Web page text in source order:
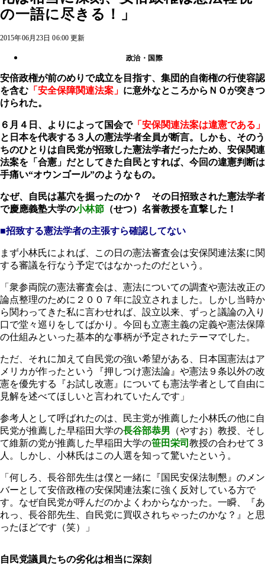
の一語に尽きる！」
2015年06月23日 06:00 更新
政治・国際
安倍政権が前のめりで成立を目指す、集団的自衛権の行使容認
を含む 「安全保障関連法案」 に意外なところからＮＯが突きつ
けられた。
６月４日、よりによって国会で「安保関連法案は違憲である」
と日本を代表する３人の憲法学者全員が断言。しかも、そのう
ちのひとりは自民党が招致した憲法学者だったため、安保関連
法案を「合憲」だとしてきた自民とすれば、今回の違憲判断は
手痛い“オウンゴール”のようなもの。
なぜ、自民は墓穴を掘ったのか？ その日招致された憲法学者
で慶應義塾大学の小林節 （せつ）名誉教授を直撃した！
■招致する憲法学者の主張すら確認してない
まず小林氏によれば、この日の憲法審査会は安保関連法案に関
する審議を行なう予定ではなかったのだという。
「衆参両院の憲法審査会は、憲法についての調査や憲法改正の
論点整理のために２００７年に設立されました。しかし当時か
ら関わってきた私に言わせれば、設立以来、ずっと議論の入り
口で堂々巡りをしてばかり。今回も立憲主義の定義や憲法保障
の仕組みといった基本的な事柄が予定されたテーマでした。
ただ、それに加えて自民党の強い希望がある、日本国憲法はア
メリカが作ったという『押しつけ憲法論』や憲法９条以外の改
憲を優先する『お試し改憲』についても憲法学者として自由に
見解を述べてほしいと言われていたんです」
参考人として呼ばれたのは、民主党が推薦した小林氏の他に自
民党が推薦した早稲田大学の長谷部恭男 （やすお）教授、そし
て維新の党が推薦した早稲田大学の笹田栄司 教授の合わせて３
人。しかし、小林氏はこの人選を知って驚いたという。
「何しろ、長谷部先生は僕と一緒に『国民安保法制懇』のメン
バーとして安倍政権の安保関連法案に強く反対している方で
す。なぜ自民党が呼んだのかよくわからなかった。一瞬、『あ
れっ、長谷部先生、自民党に買収されちゃったのかな？』と思
ったほどです（笑）」
自民党議員たちの劣化は相当に深刻